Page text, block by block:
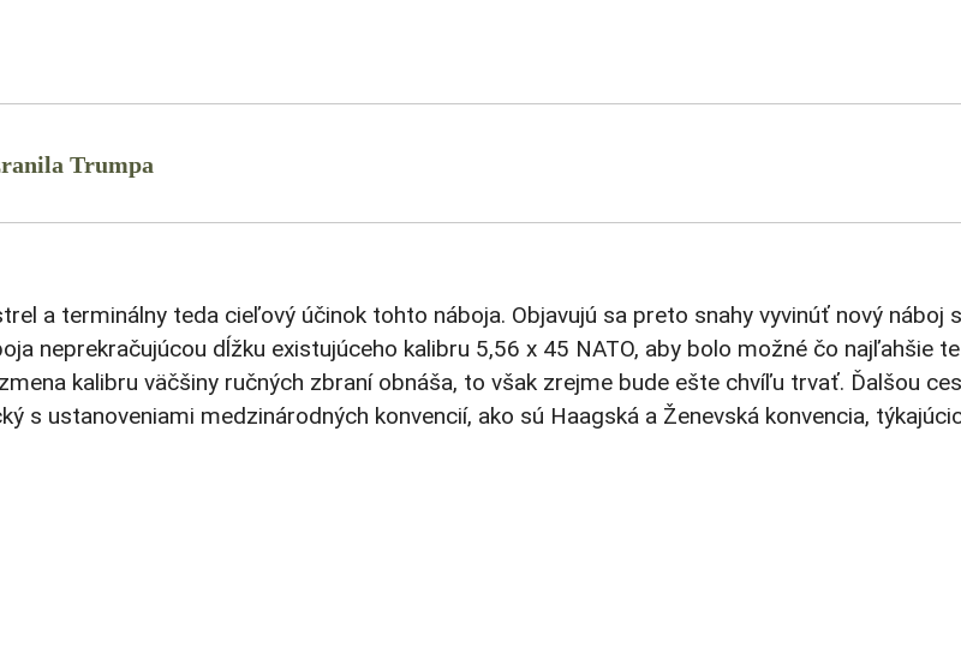
Trumpa
a terminálny teda cieľový účinok tohto náboja. Objavujú sa preto snahy vyvinúť nový
neprekračujúcou dĺžku existujúceho kalibru 5,56 x 45 NATO, aby bolo možné čo najľahšie
kalibru väčšiny ručných zbraní obnáša, to však zrejme bude ešte chvíľu trvať. Ďalšou
s ustanoveniami medzinárodných konvencií, ako sú Haagská a Ženevská konvencia,